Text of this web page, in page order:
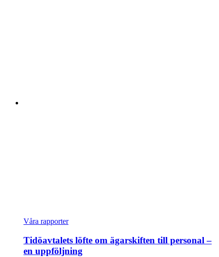
Våra rapporter
Tidöavtalets löfte om ägarskiften till personal –
en uppföljning